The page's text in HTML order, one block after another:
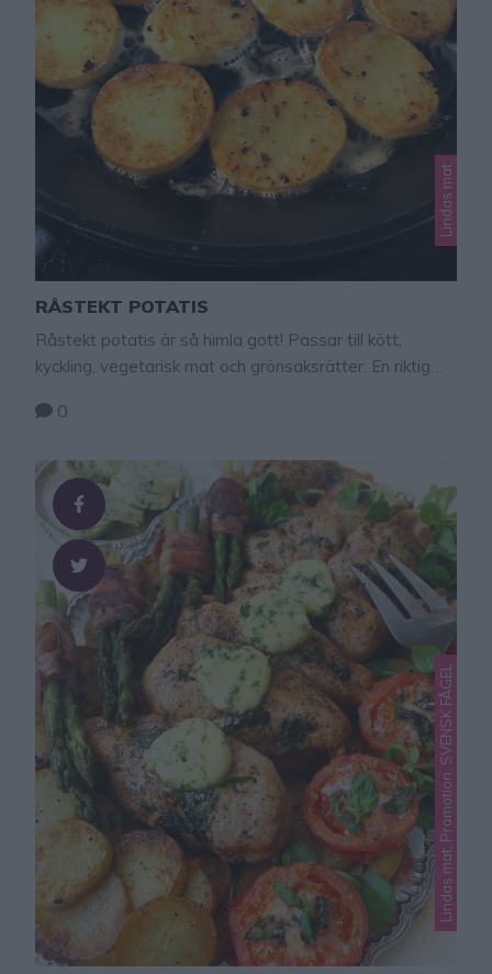
Lindas mat
RÅSTEKT POTATIS
Råstekt potatis är så himla gott! Passar till kött,
kyckling, vegetarisk mat och grönsaksrätter. En riktig
potatisen i rapsolja om du vill äta veganskt! Gott tips!
Klicka tillbaka till receptet couer de filé chicken här!
Råstekt potatis potatis …
0
Lindas mat, Promotion, SVENSK FÅGEL